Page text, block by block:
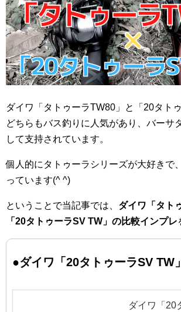
ダイワ「タトゥーラTW80」と「20タト
どちらもバス釣りに人気があり、バーサ
して支持されています。
個人的にタトゥーラシリーズが大好きで
っています(^ ^)
ということで当記事では、 ダイワ「タト
「20タトゥーラSV TW」の比較インプレ
●ダイワ「20タトゥーラSV TW」
ダイワ「20